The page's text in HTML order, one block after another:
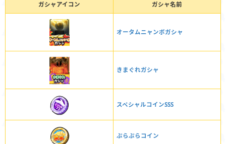
ガシャアイコン ガシャ名前
オータムニャンボガシャ
きまぐれガシャ
スペシャルコインSSS
ぷらぷらコイン